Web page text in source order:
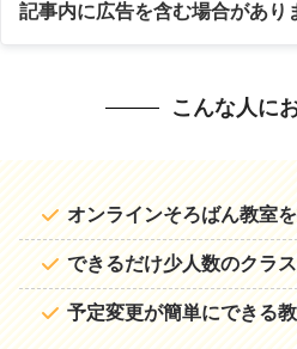
記事内に広告を含む場合があり
こんな人に
オンラインそろばん教室
できるだけ少人数のクラ
予定変更が簡単にできる